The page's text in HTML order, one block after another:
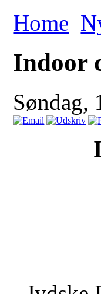
Home
Indoor
Søndag,